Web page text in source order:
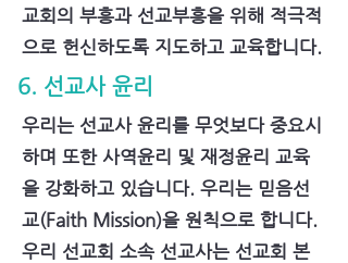
교회의 부흥과 선교부흥을 위해 적극적
으로 헌신하도록 지도하고 교육합니다.
6. 선교사 윤리
우리는 선교사 윤리를 무엇보다 중요시
하며 또한 사역윤리 및 재정윤리 교육
을 강화하고 있습니다. 우리는 믿음선
교(Faith Mission)을 원칙으로 합니다.
우리 선교회 소속 선교사는 선교회 본